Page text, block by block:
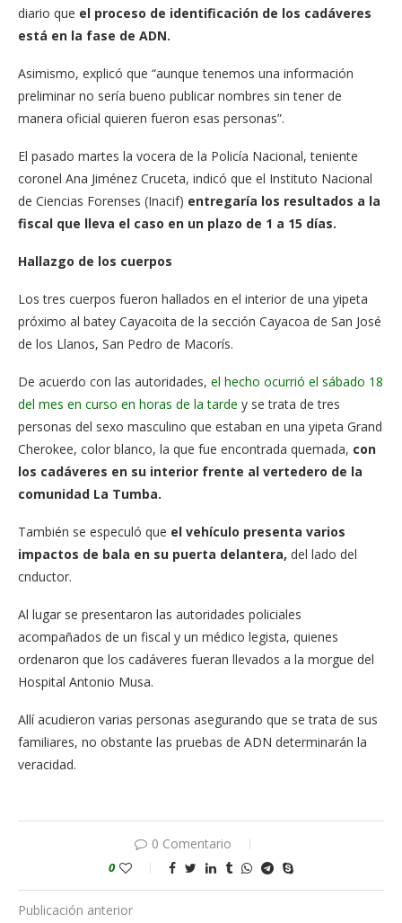
diario que el proceso de identificación de los cadáveres
está en la fase de ADN.
Asimismo, explicó que “aunque tenemos una información
preliminar no sería bueno publicar nombres sin tener de
manera oficial quieren fueron esas personas”.
El pasado martes la vocera de la Policía Nacional, teniente
coronel Ana Jiménez Cruceta, indicó que el Instituto Nacional
de Ciencias Forenses (Inacif) entregaría los resultados a la
fiscal que lleva el caso en un plazo de 1 a 15 días.
Hallazgo de los cuerpos
Los tres cuerpos fueron hallados en el interior de una yipeta
próximo al batey Cayacoita de la sección Cayacoa de San José
de los Llanos, San Pedro de Macorís.
De acuerdo con las autoridades, el hecho ocurrió el sábado 18
del mes en curso en horas de la tarde y se trata de tres
personas del sexo masculino que estaban en una yipeta Grand
Cherokee, color blanco, la que fue encontrada quemada, con
los cadáveres en su interior frente al vertedero de la
comunidad La Tumba.
También se especuló que el vehículo presenta varios
impactos de bala en su puerta delantera, del lado del
cnductor.
Al lugar se presentaron las autoridades policiales
acompañados de un fiscal y un médico legista, quienes
ordenaron que los cadáveres fueran llevados a la morgue del
Hospital Antonio Musa.
Allí acudieron varias personas asegurando que se trata de sus
familiares, no obstante las pruebas de ADN determinarán la
veracidad.
0 Comentario
0
Publicación anterior